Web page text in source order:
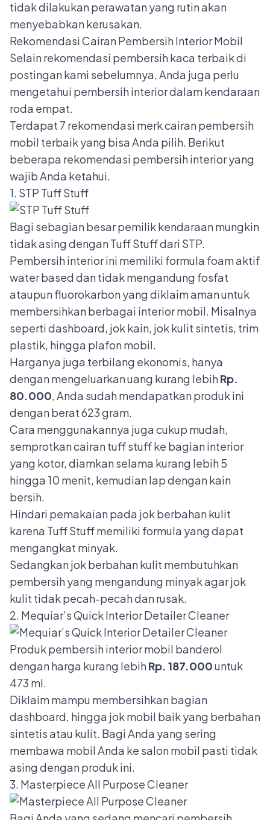
tidak dilakukan perawatan yang rutin akan
menyebabkan kerusakan.
Rekomendasi Cairan Pembersih Interior Mobil
Selainrekomendasi pembersih kaca terbaikdi
postingan kami sebelumnya, Anda juga perlu
mengetahui pembersih interior dalam kendaraan
roda empat.
Terdapat 7 rekomendasi merk cairan pembersih
mobil terbaik yang bisa Anda pilih. Berikut
beberapa rekomendasi pembersih interior yang
wajib Anda ketahui.
1. STP Tuff Stuff
Bagi sebagian besar pemilik kendaraan mungkin
tidak asing dengan Tuff Stuff dari STP.
Pembersih interior ini memiliki formula foam aktif
water based dan tidak mengandung fosfat
ataupun fluorokarbon yang diklaim aman untuk
membersihkan berbagai interior mobil. Misalnya
seperti dashboard, jok kain, jok kulit sintetis, trim
plastik, hingga plafon mobil.
Harganya juga terbilang ekonomis, hanya
dengan mengeluarkan uang kurang lebihRp.
80.000, Anda sudah mendapatkan produk ini
dengan berat 623 gram.
Cara menggunakannya juga cukup mudah,
semprotkan cairan tuff stuff ke bagian interior
yang kotor, diamkan selama kurang lebih 5
hingga 10 menit, kemudian lap dengan kain
bersih.
Hindari pemakaian pada jok berbahan kulit
karena Tuff Stuff memiliki formula yang dapat
mengangkat minyak.
Sedangkan jok berbahan kulit membutuhkan
pembersih yang mengandung minyak agar jok
kulit tidak pecah-pecah dan rusak.
2. Mequiar’s Quick Interior Detailer Cleaner
Produk pembersih interior mobil banderol
dengan harga kurang lebihRp. 187.000untuk
473 ml.
Diklaim mampu membersihkan bagian
dashboard, hingga jok mobil baik yang berbahan
sintetis atau kulit. Bagi Anda yang sering
membawa mobil Anda ke salon mobil pasti tidak
asing dengan produk ini.
3. Masterpiece All Purpose Cleaner